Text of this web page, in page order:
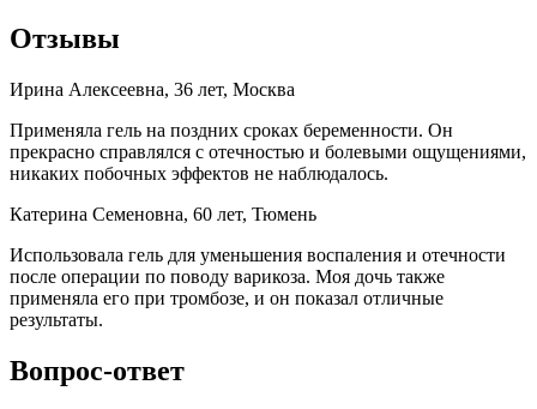
Отзывы
Ирина Алексеевна, 36 лет, Москва
Применяла гель на поздних сроках беременности. Он
прекрасно справлялся с отечностью и болевыми ощущениями,
никаких побочных эффектов не наблюдалось.
Катерина Семеновна, 60 лет, Тюмень
Использовала гель для уменьшения воспаления и отечности
после операции по поводу варикоза. Моя дочь также
применяла его при тромбозе, и он показал отличные
результаты.
Вопрос-ответ